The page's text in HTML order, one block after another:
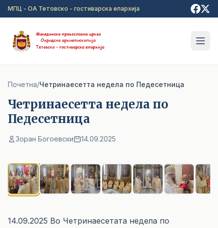
Прејди на главна содржина
МПЦ - ОА Тетовско - гостиварска епархија
Почетна/Четринаесетта недела по Педесетницa
Четринаесетта недела по
Педесетницa
Зоран Богоевски 14.09.2025
14.09.2025 Во Четринаесетата недела по